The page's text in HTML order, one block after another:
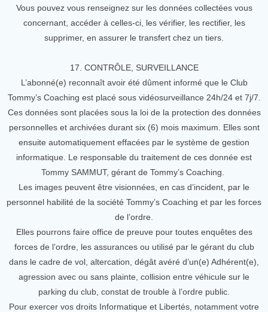
Vous pouvez vous renseignez sur les données collectées vous
concernant, accéder à celles-ci, les vérifier, les rectifier, les
supprimer, en assurer le transfert chez un tiers.
17. CONTRÔLE, SURVEILLANCE
L’abonné(e) reconnaît avoir été dûment informé que le Club
Tommy’s Coaching est placé sous vidéosurveillance 24h/24 et 7j/7.
Ces données sont placées sous la loi de la protection des données
personnelles et archivées durant six (6) mois maximum. Elles sont
ensuite automatiquement effacées par le système de gestion
informatique. Le responsable du traitement de ces donnée est
Tommy SAMMUT, gérant de Tommy’s Coaching.
Les images peuvent être visionnées, en cas d’incident, par le
personnel habilité de la société Tommy’s Coaching et par les forces
de l’ordre.
Elles pourrons faire office de preuve pour toutes enquêtes des
forces de l’ordre, les assurances ou utilisé par le gérant du club
dans le cadre de vol, altercation, dégât avéré d’un(e) Adhérent(e),
agression avec ou sans plainte, collision entre véhicule sur le
parking du club, constat de trouble à l’ordre public.
Pour exercer vos droits Informatique et Libertés, notamment votre